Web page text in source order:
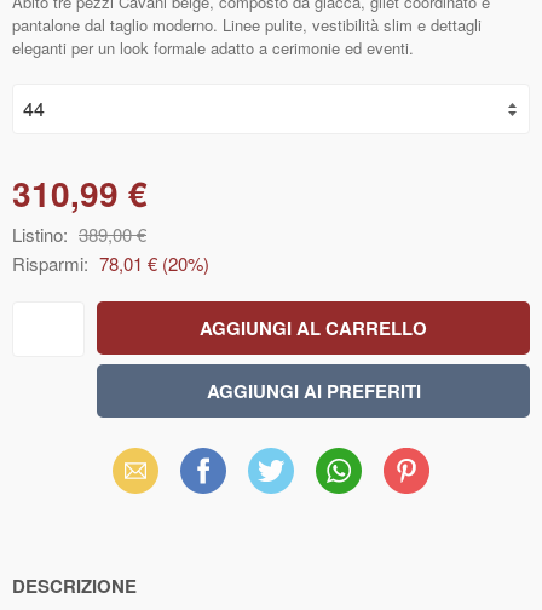
pantalone dal taglio moderno. Linee pulite, vestibilità slim e dettagli
eleganti per un look formale adatto a cerimonie ed eventi.
310,99 €
Listino: 389,00 €
Risparmi: 78,01 € (20%)
Email Facebook X WhatsAppPinterest
DESCRIZIONE